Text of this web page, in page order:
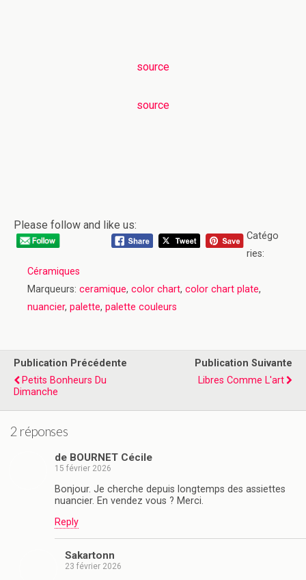
source
source
Please follow and like us:
Catégo
ries:
Céramiques
Marqueurs: ceramique, color chart, color chart plate,
nuancier, palette, palette couleurs
Publication Précédente
Petits Bonheurs Du
Dimanche
Publication Suivante
Libres Comme L'art
2 réponses
de BOURNET Cécile
15 février 2026
Bonjour. Je cherche depuis longtemps des assiettes
nuancier. En vendez vous ? Merci.
Reply
Sakartonn
23 février 2026